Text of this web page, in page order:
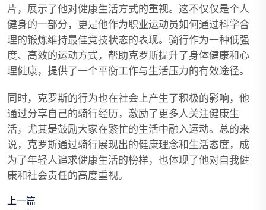
片，展示了他对健康生活方式的重视。这不仅仅是个人
健身的一部分，更是他作为职业运动员如何通过科学合
理的锻炼维持最佳竞技状态的表现。骑行作为一种低强
度、高效的运动方式，帮助克罗斯提升了身体健康和心
理健康，提供了一个平衡工作与生活压力的有效途径。
同时，克罗斯的行为也在社会上产生了积极的影响，他
通过分享自己的骑行经历，激励了更多人关注健康生
活，尤其是鼓励大家在繁忙的生活中融入运动。总的来
说，克罗斯通过骑行展现出的健康理念和生活态度，成
为了年轻人追求健康生活的榜样，也体现了他对自我健
康和社会责任的高度重视。
上一篇